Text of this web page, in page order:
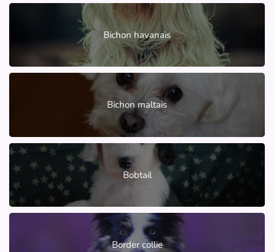
Bichon havanais
Bichon maltais
Bobtail
Border collie